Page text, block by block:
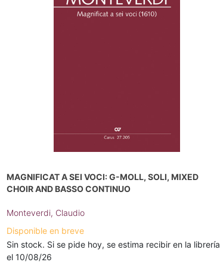
MAGNIFICAT A SEI VOCI: G-MOLL, SOLI, MIXED
CHOIR AND BASSO CONTINUO
Monteverdi, Claudio
Disponible en breve
Sin stock. Si se pide hoy, se estima recibir en la librería
el 10/08/26